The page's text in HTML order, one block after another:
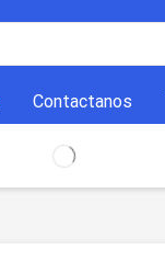
Contactanos